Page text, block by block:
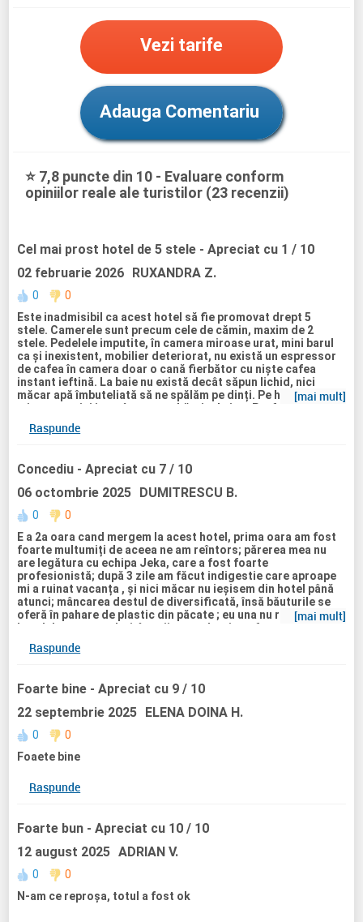
Vezi tarife
Adauga Comentariu
⭐ 7,8 puncte din 10 - Evaluare conform
opiniilor reale ale turistilor (23 recenzii)
Cel mai prost hotel de 5 stele - Apreciat cu 1 / 10
02 februarie 2026 RUXANDRA Z.
0
0
Este inadmisibil ca acest hotel să fie promovat drept 5
stele. Camerele sunt precum cele de cămin, maxim de 2
stele. Pedelele imputite, în camera miroase urat, mini barul
ca și inexistent, mobilier deteriorat, nu există un espressor
de cafea în camera doar o cană fierbător cu niște cafea
instant ieftină. La baie nu există decât săpun lichid, nici
măcar apă îmbuteliată să ne spălăm pe dinți. Pe hol
miroase a pipi iar mâncarea e bătaie de joc. Profund
dezamăgită, nu își merită banii. Poate ca așteptările mele
sunt prea mari dar este cel mai prost hotel de 5 stele la
[mai mult]
Raspunde
Concediu - Apreciat cu 7 / 10
06 octombrie 2025 DUMITRESCU B.
0
0
E a 2a oara cand mergem la acest hotel, prima oara am fost
foarte multumiți de aceea ne am reîntors; părerea mea nu
are legătura cu echipa Jeka, care a fost foarte
profesionistă; după 3 zile am făcut indigestie care aproape
mi a ruinat vacanța , și nici măcar nu ieșisem din hotel până
atunci; mâncarea destul de diversificată, însă băuturile se
oferă în pahare de plastic din păcate ; eu una nu recomand
hotelul pentru cupluri, în anii precedenți era foarte mult
divertisment; acum e doar un hotelul destul de liniștit
pentru familii cu copiii.
sub pat;
[mai mult]
Raspunde
Foarte bine - Apreciat cu 9 / 10
22 septembrie 2025 ELENA DOINA H.
0
0
Foaete bine
Raspunde
Foarte bun - Apreciat cu 10 / 10
12 august 2025 ADRIAN V.
0
0
N-am ce reproșa, totul a fost ok